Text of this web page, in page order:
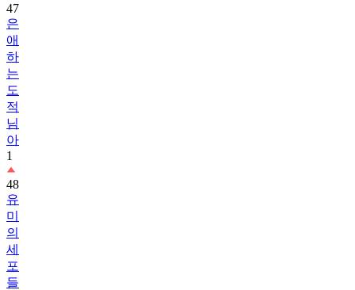
47
은
애
하
는
도
적
님
아
1
48
유
미
의
세
포
들